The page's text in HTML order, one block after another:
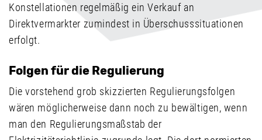
Konstellationen regelmäßig ein Verkauf an
Direktvermarkter zumindest in Überschusssituationen
erfolgt.
Folgen für die Regulierung
Die vorstehend grob skizzierten Regulierungsfolgen
wären möglicherweise dann noch zu bewältigen, wenn
man den Regulierungsmaßstab der